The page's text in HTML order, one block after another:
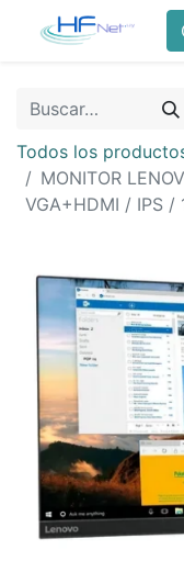
Todos los
MONITOR
VGA+HDMI / IPS /